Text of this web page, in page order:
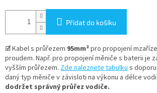
Přidat do košíku
☑Kabel s průřezem 95mm²pro propojení
proudem. Např. pro propojení měniče s baterii je
vyšším průřezem. Zde naleznete tabulkus
daný typ měniče v závisloti na výkonu a délce
dodržet správný průřez vodiče.